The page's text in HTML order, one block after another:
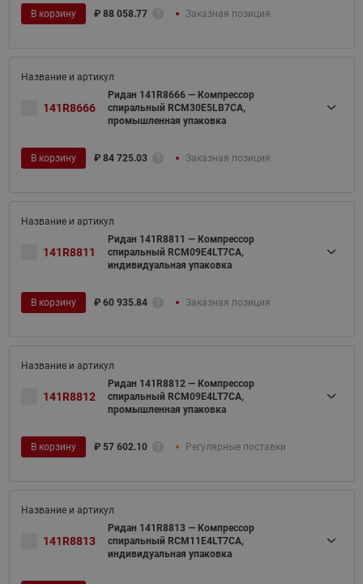
В корзину ₽ 88 058.77 Заказная позиция
141R8666
Ридан 141R8666 — Компрессор
спиральный RCM30E5LB7CA,
промышленная упаковка
В корзину ₽ 84 725.03 Заказная позиция
141R8811
Ридан 141R8811 — Компрессор
спиральный RCM09E4LT7CA,
индивидуальная упаковка
В корзину ₽ 60 935.84 Заказная позиция
141R8812
Ридан 141R8812 — Компрессор
спиральный RCM09E4LT7CA,
промышленная упаковка
В корзину ₽ 57 602.10 Регулярные поставки
141R8813
Ридан 141R8813 — Компрессор
спиральный RCM11E4LT7CA,
индивидуальная упаковка